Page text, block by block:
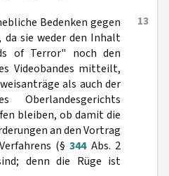
13
Bedenken gegen
da sie weder den Inhalt
of Terror" noch den
Videobandes mitteilt,
als auch der
Oberlandesgerichts
bleiben, ob damit die
an den Vortrag
(§344Abs. 2
denn die Rüge ist